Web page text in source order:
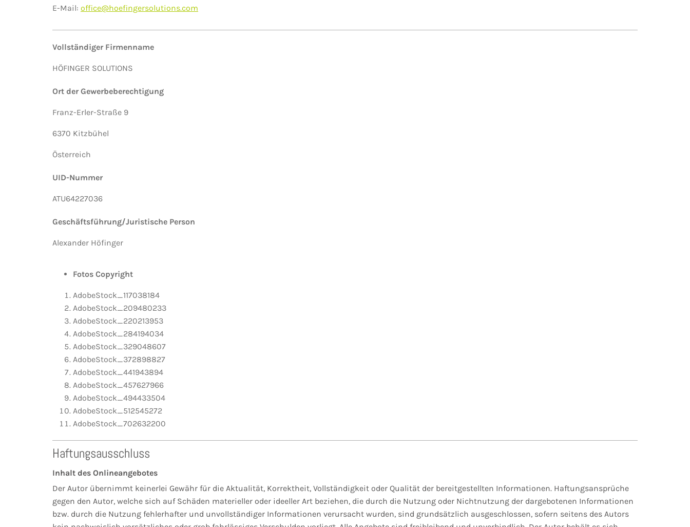
E-Mail: office@hoefingersolutions.com
Vollständiger Firmenname
HÖFINGER SOLUTIONS
Ort der Gewerbeberechtigung
Franz-Erler-Straße 9
6370 Kitzbühel
Österreich
UID-Nummer
ATU64227036
Geschäftsführung/Juristische Person
Alexander Höfinger
Fotos Copyright
AdobeStock_117038184
AdobeStock_209480233
AdobeStock_220213953
AdobeStock_284194034
AdobeStock_329048607
AdobeStock_372898827
AdobeStock_441943894
AdobeStock_457627966
AdobeStock_494433504
AdobeStock_512545272
AdobeStock_702632200
Haftungsausschluss
Inhalt des Onlineangebotes
Der Autor übernimmt keinerlei Gewähr für die Aktualität, Korrektheit, Vollständigkeit oder Qualität der bereitgestellten Informationen. Haftungsansprüche
gegen den Autor, welche sich auf Schäden materieller oder ideeller Art beziehen, die durch die Nutzung oder Nichtnutzung der dargebotenen Informationen
bzw. durch die Nutzung fehlerhafter und unvollständiger Informationen verursacht wurden, sind grundsätzlich ausgeschlossen, sofern seitens des Autors